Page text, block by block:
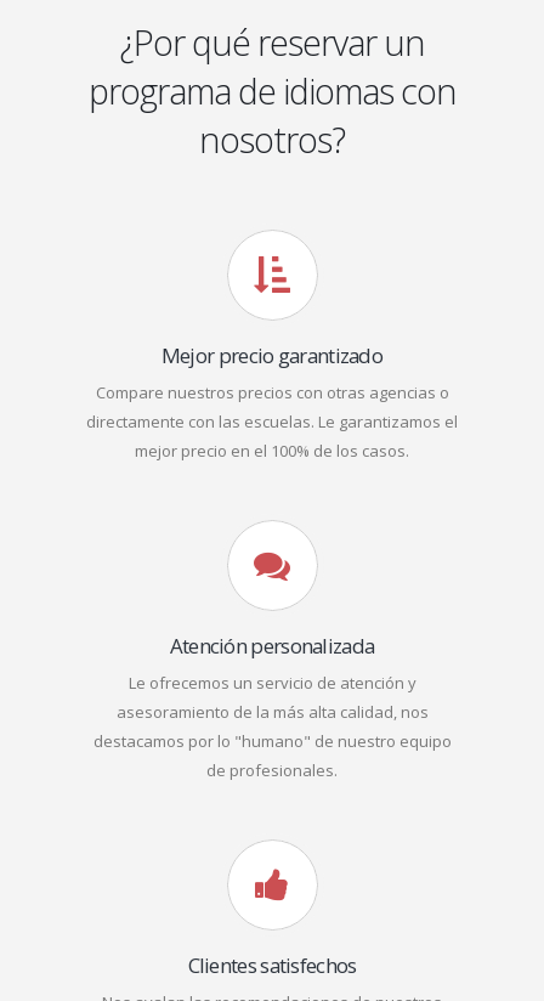
¿Por qué reservar un
programa de idiomas con
nosotros?
Mejor precio garantizado
Compare nuestros precios con otras agencias o
directamente con las escuelas. Le garantizamos el
mejor precio en el 100% de los casos.
Atención personalizada
Le ofrecemos un servicio de atención y
asesoramiento de la más alta calidad, nos
destacamos por lo "humano" de nuestro equipo
de profesionales.
Clientes satisfechos